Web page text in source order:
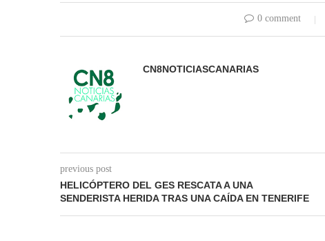
0 comment
CN8NOTICIASCANARIAS
previous post
HELICÓPTERO DEL GES RESCATA A UNA
SENDERISTA HERIDA TRAS UNA CAÍDA EN TENERIFE